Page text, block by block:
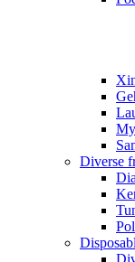
Diverse